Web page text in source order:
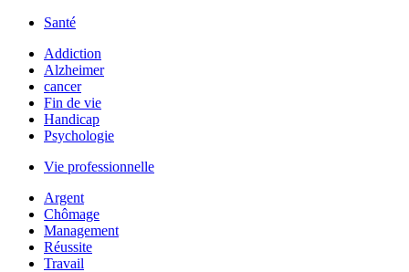
Santé
Addiction
Alzheimer
cancer
Fin de vie
Handicap
Psychologie
Vie professionnelle
Argent
Chômage
Management
Réussite
Travail